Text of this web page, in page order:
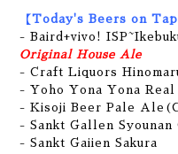
【Today's Beers on
- Baird+vivo!
Original House Ale
- Craft Liquors
- Yoho Yona Yona
- Kisoji Beer Pale
- Sankt Gallen Syounan
- Sankt Gaiien Sakura